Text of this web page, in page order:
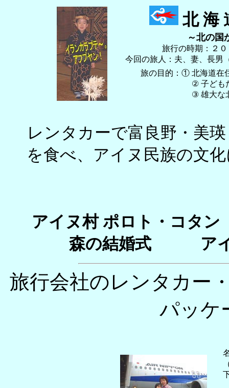
北 海
～北の国
旅行の時期：２
今回の旅人：夫、妻、長男
旅の目的：① 北海道在住
② 子どもたちを、ア
③ 雄大な北海道の
レンタカーで富良野・美
を食べ、アイヌ民族の文
アイヌ村 ポロト・コタン
森の結婚式
ア
旅行会社のレンタカー
パッケ